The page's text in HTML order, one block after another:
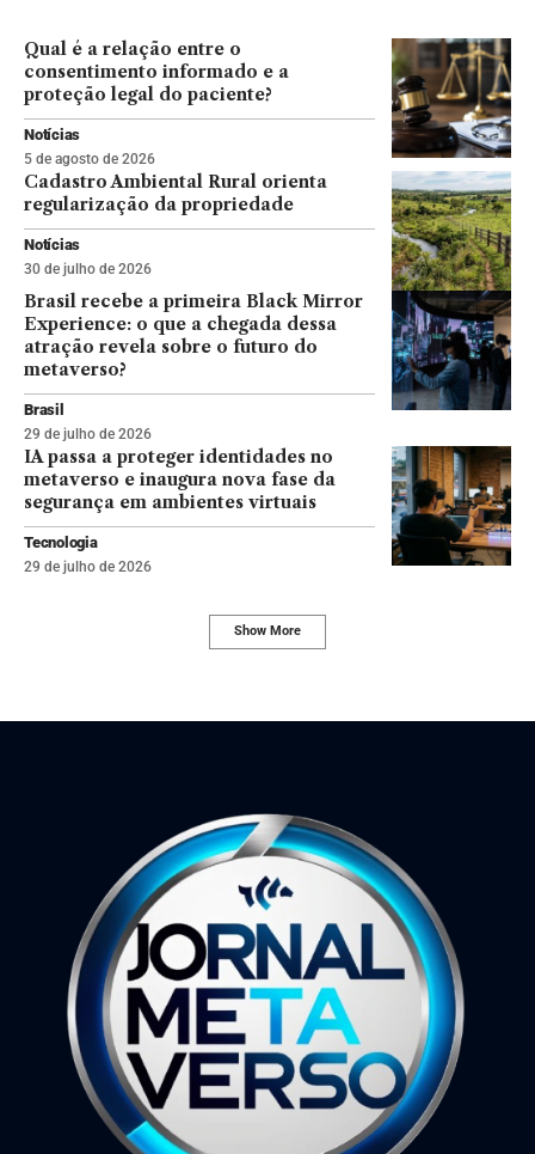
Qual é a relação entre o
consentimento informado e a
proteção legal do paciente?
Notícias
5 de agosto de 2026
Cadastro Ambiental Rural orienta
regularização da propriedade
Notícias
30 de julho de 2026
Brasil recebe a primeira Black Mirror
Experience: o que a chegada dessa
atração revela sobre o futuro do
metaverso?
Brasil
29 de julho de 2026
IA passa a proteger identidades no
metaverso e inaugura nova fase da
segurança em ambientes virtuais
Tecnologia
29 de julho de 2026
Show More